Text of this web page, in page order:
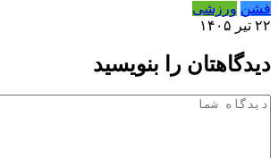
فشن ورزشی
۲۲ تیر ۱۴۰۵
دیدگاهتان را بنویسید